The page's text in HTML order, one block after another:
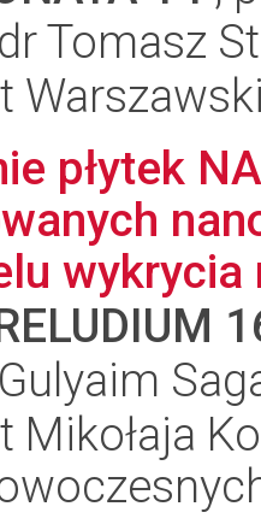
Tomasz
płytek
wykrycia
Mikołaja